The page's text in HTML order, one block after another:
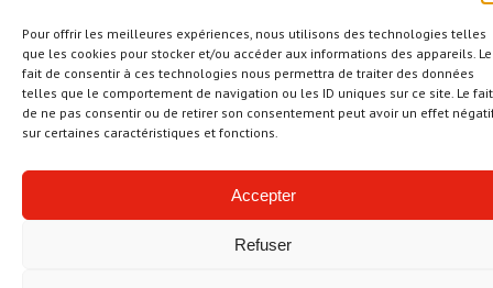
Pour offrir les meilleures expériences, nous utilisons des technologies telles
que les cookies pour stocker et/ou accéder aux informations des appareils. Le
fait de consentir à ces technologies nous permettra de traiter des données
telles que le comportement de navigation ou les ID uniques sur ce site. Le fait
de ne pas consentir ou de retirer son consentement peut avoir un effet
sur certaines caractéristiques et fonctions.
Accepter
Refuser